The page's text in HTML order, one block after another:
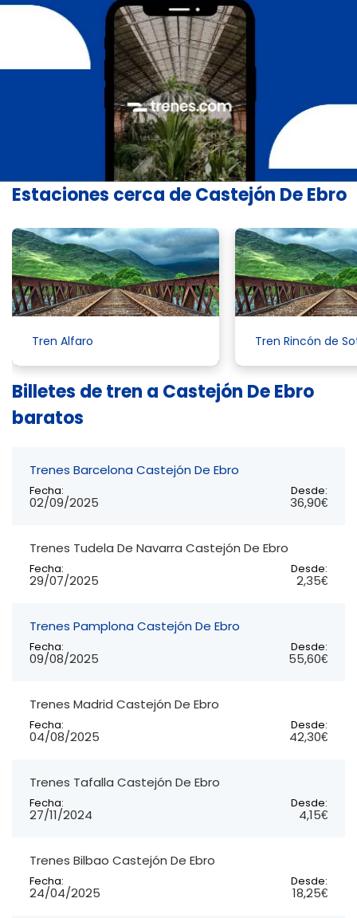
Estaciones cerca de Castejón De Ebro
Tren Alfaro Tren Rincón de
Billetes de tren a Castejón De Ebro
baratos
Trenes Barcelona Castejón De Ebro
Fecha:
02/09/2025
Desde:
36,90€
Trenes Tudela De Navarra Castejón De Ebro
Fecha:
29/07/2025
Desde:
2,35€
Trenes Pamplona Castejón De Ebro
Fecha:
09/08/2025
Desde:
55,60€
Trenes Madrid Castejón De Ebro
Fecha:
04/08/2025
Desde:
42,30€
Trenes Tafalla Castejón De Ebro
Fecha:
27/11/2024
Desde:
4,15€
Trenes Bilbao Castejón De Ebro
Fecha:
24/04/2025
Desde:
18,25€